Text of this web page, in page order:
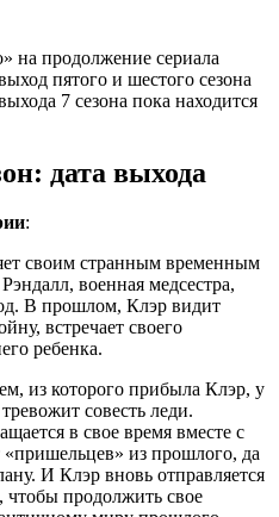
на продолжение сериала
пятого и шестого сезона
7 сезона пока находится
дата выхода
:
своим странным временным
военная медсестра,
В прошлом, Клэр видит
встречает своего
ребенка.
из которого прибыла Клэр, у
совесть леди.
в свое время вместе с
из прошлого, да
И Клэр вновь отправляется
чтобы продолжить свое